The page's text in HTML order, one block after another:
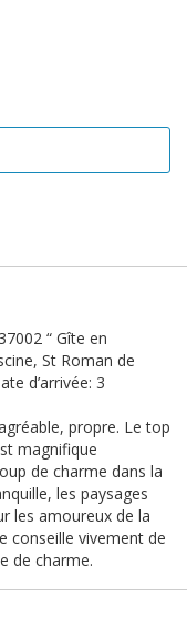
“ Gîte en
St Roman de
d’arrivée: 3
propre. Le top
magnifique
de charme dans la
les paysages
les amoureux de la
conseille vivement de
de charme.